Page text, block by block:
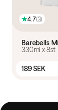
4.7(3)
Barebells
330ml x 8st
189 SEK